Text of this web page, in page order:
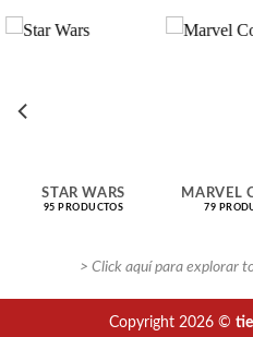
STAR WARS
95 PRODUCTOS
MARVEL
79
> Click aquí para explorar
Copyright 2026 ©